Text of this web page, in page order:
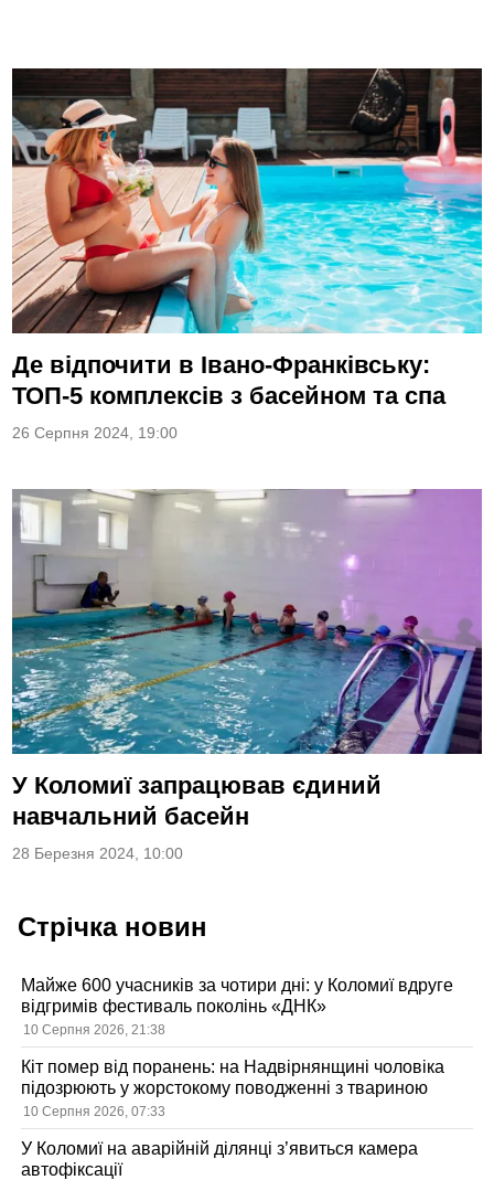
Де відпочити в Івано-Франківську:
ТОП-5 комплексів з басейном та спа
26 Серпня 2024, 19:00
У Коломиї запрацював єдиний
навчальний басейн
28 Березня 2024, 10:00
Стрічка новин
Майже 600 учасників за чотири дні: у Коломиї вдруге
відгримів фестиваль поколінь «ДНК»
10 Серпня 2026, 21:38
Кіт помер від поранень: на Надвірнянщині чоловіка
підозрюють у жорстокому поводженні з твариною
10 Серпня 2026, 07:33
У Коломиї на аварійній ділянці з’явиться камера
автофіксації